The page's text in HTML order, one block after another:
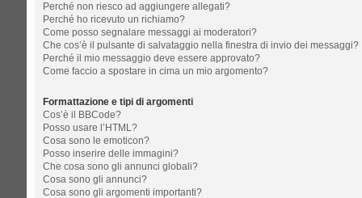
Perché non riesco ad aggiungere allegati?
Perché ho ricevuto un richiamo?
Come posso segnalare messaggi ai moderatori?
Che cos’è il pulsante di salvataggio nella finestra di invio dei messaggi?
Perché il mio messaggio deve essere approvato?
Come faccio a spostare in cima un mio argomento?
Formattazione e tipi di argomenti
Cos’è il BBCode?
Posso usare l’HTML?
Cosa sono le emoticon?
Posso inserire delle immagini?
Che cosa sono gli annunci globali?
Cosa sono gli annunci?
Cosa sono gli argomenti importanti?